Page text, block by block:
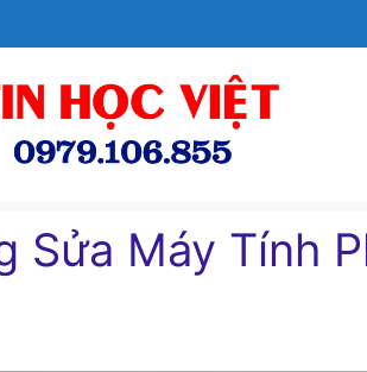
Sửa Máy Tính